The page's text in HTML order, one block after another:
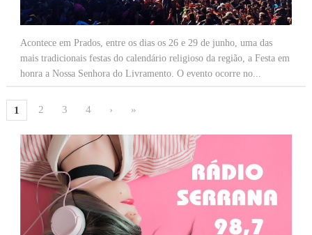
Acontece em Prados, entre os dias os 26 e 29 de junho, uma das
mais tradicionais festas do calendário religioso da região, a Festa em
honra a Nossa Senhora do Livramento. O evento ocorre no...
1 2 3 4 › »